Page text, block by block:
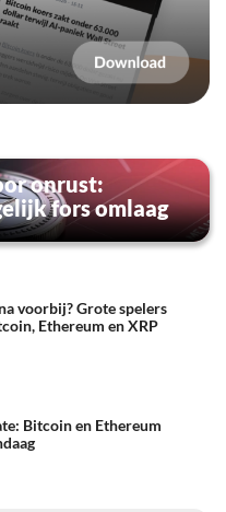
onrust:
fors omlaag
voorbij? Grote spelers
Ethereum en XRP
Bitcoin en Ethereum